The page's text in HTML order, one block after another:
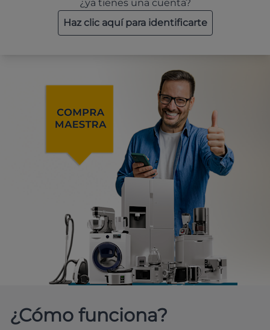
¿ya tienes una cuenta?
Haz clic aquí para identificarte
¿Cómo funciona?